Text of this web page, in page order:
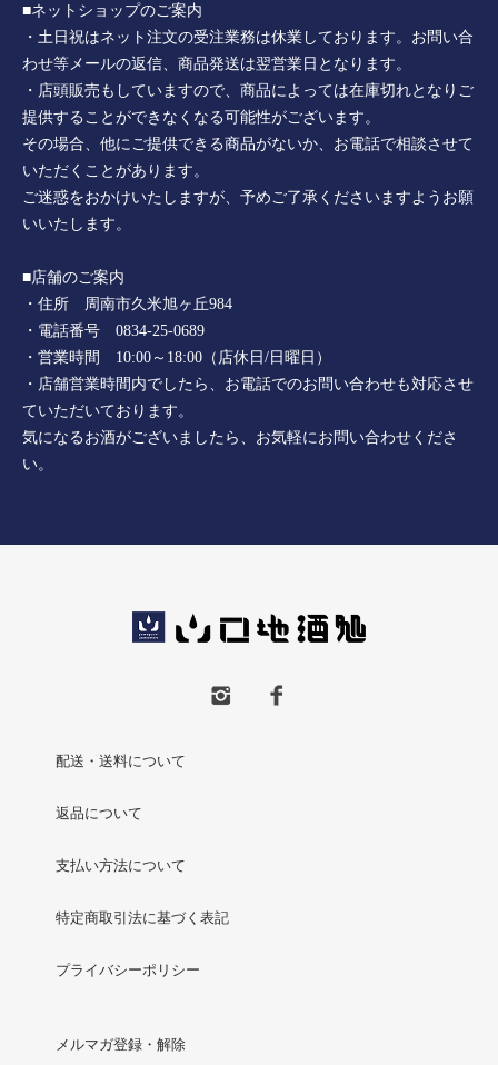
■ネットショップのご案内
・土日祝はネット注文の受注業務は休業しております。お問い合
わせ等メールの返信、商品発送は翌営業日となります。
・店頭販売もしていますので、商品によっては在庫切れとなりご
提供することができなくなる可能性がございます。
その場合、他にご提供できる商品がないか、お電話で相談させて
いただくことがあります。
ご迷惑をおかけいたしますが、予めご了承くださいますようお願
いいたします。
■店舗のご案内
・住所 周南市久米旭ヶ丘984
・電話番号 0834-25-0689
・営業時間 10:00～18:00（店休日/日曜日）
・店舗営業時間内でしたら、お電話でのお問い合わせも対応させ
ていただいております。
気になるお酒がございましたら、お気軽にお問い合わせくださ
い。
配送・送料について
返品について
支払い方法について
特定商取引法に基づく表記
プライバシーポリシー
メルマガ登録・解除